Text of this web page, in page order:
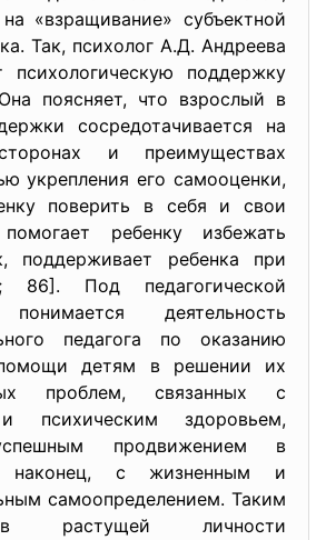
«взращивание» субъектной
Так, психолог А.Д. Андреева
психологическую поддержку
поясняет, что взрослый в
сосредотачивается на
и преимуществах
укрепления его самооценки,
поверить в себя и свои
ребенку избежать
поддерживает ребенка при
86]. Под педагогической
деятельность
педагога по оказанию
детям в решении их
проблем, связанных с
психическим здоровьем,
продвижением в
наконец, с жизненным и
самоопределением. Таким
растущей личности